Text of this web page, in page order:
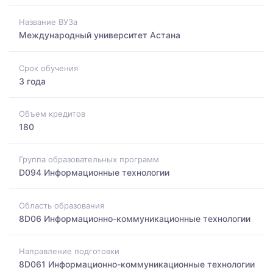
Название ВУЗа
Международный университет Астана
Срок обучения
3 года
Объем кредитов
180
Группа образовательных программ
D094 Информационные технологии
Область образования
8D06 Информационно-коммуникационные технологии
Направление подготовки
8D061 Информационно-коммуникационные технологии